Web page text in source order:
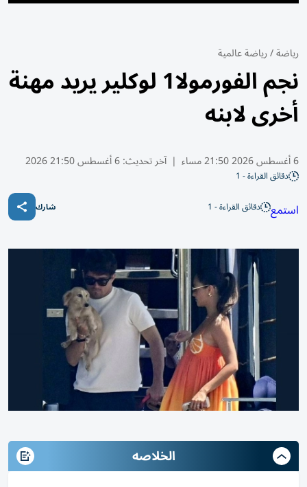
رياضة/رياضة عالمية
نجم الفورمولا1 لوكلير يريد مهنة
أخرى لابنه
6 أغسطس 2026 21:50 مساء | آخر تحديث:6 أغسطس 21:50 2026
دقائق القراءة - 1
استمع دقائق القراءة - 1 شارك
الخلاصه